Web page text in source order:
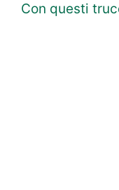
Con questi